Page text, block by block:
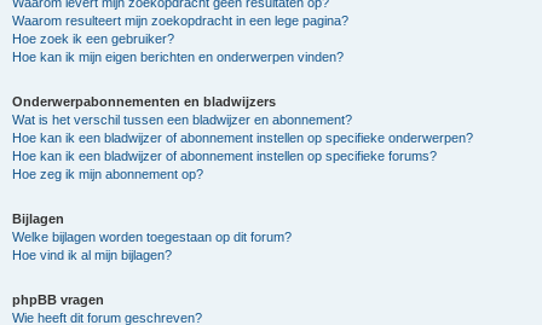
Waarom resulteert mijn zoekopdracht in een lege pagina?
Hoe zoek ik een gebruiker?
Hoe kan ik mijn eigen berichten en onderwerpen vinden?
Onderwerpabonnementen en bladwijzers
Wat is het verschil tussen een bladwijzer en abonnement?
Hoe kan ik een bladwijzer of abonnement instellen op specifieke onderwerpen?
Hoe kan ik een bladwijzer of abonnement instellen op specifieke forums?
Hoe zeg ik mijn abonnement op?
Bijlagen
Welke bijlagen worden toegestaan op dit forum?
Hoe vind ik al mijn bijlagen?
phpBB vragen
Wie heeft dit forum geschreven?